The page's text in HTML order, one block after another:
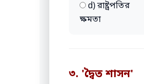
d) রাষ্ট্রপতির
ক্ষমতা
৩. 'দ্বৈত শাসন'